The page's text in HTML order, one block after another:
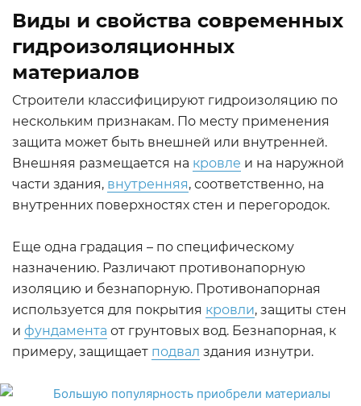
Виды и свойства современных
гидроизоляционных
материалов
Строители классифицируют гидроизоляцию по
нескольким признакам. По месту применения
защита может быть внешней или внутренней.
Внешняя размещается на кровле и на наружной
части здания, внутренняя, соответственно, на
внутренних поверхностях стен и перегородок.
Еще одна градация – по специфическому
назначению. Различают противонапорную
изоляцию и безнапорную. Противонапорная
используется для покрытия кровли, защиты стен
и фундамента от грунтовых вод. Безнапорная, к
примеру, защищает подвал здания изнутри.